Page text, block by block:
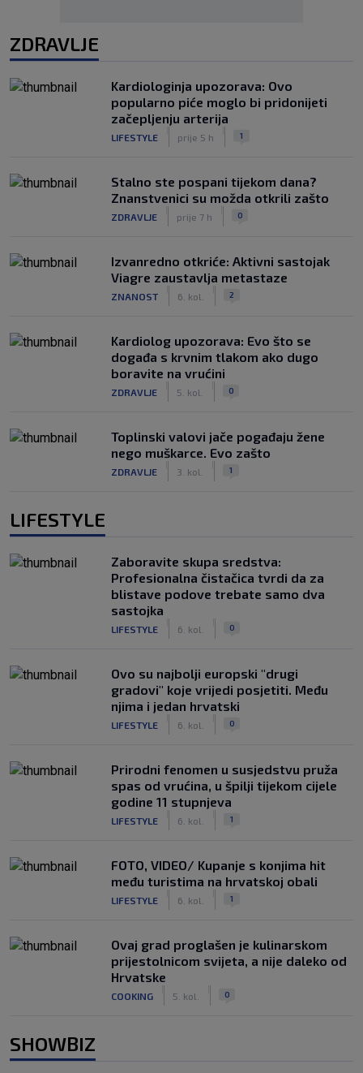
ZDRAVLJE
Kardiologinja upozorava: Ovo
popularno piće moglo bi pridonijeti
začepljenju arterija
LIFESTYLE prije 5 h 1
Stalno ste pospani tijekom dana?
Znanstvenici su možda otkrili zašto
ZDRAVLJE prije 7 h 0
Izvanredno otkriće: Aktivni sastojak
Viagre zaustavlja metastaze
ZNANOST 6. kol. 2
Kardiolog upozorava: Evo što se
događa s krvnim tlakom ako dugo
boravite na vrućini
ZDRAVLJE 5. kol. 0
Toplinski valovi jače pogađaju žene
nego muškarce. Evo zašto
ZDRAVLJE 3. kol. 1
LIFESTYLE
Zaboravite skupa sredstva:
Profesionalna čistačica tvrdi da za
blistave podove trebate samo dva
sastojka
LIFESTYLE 6. kol. 0
Ovo su najbolji europski "drugi
gradovi" koje vrijedi posjetiti. Među
njima i jedan hrvatski
LIFESTYLE 6. kol. 0
Prirodni fenomen u susjedstvu pruža
spas od vrućina, u špilji tijekom cijele
godine 11 stupnjeva
LIFESTYLE 6. kol. 1
FOTO, VIDEO/ Kupanje s konjima hit
među turistima na hrvatskoj obali
LIFESTYLE 6. kol. 1
Ovaj grad proglašen je kulinarskom
prijestolnicom svijeta, a nije daleko od
Hrvatske
COOKING 5. kol. 0
SHOWBIZ